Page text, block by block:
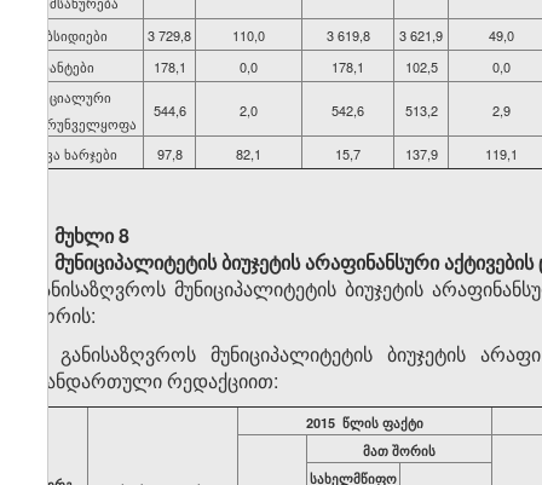
სუბსიდიები 3 729,8 110,0 3 619,8 3 621,9
49,0
გრანტები
178,1 0,0 178,1 102,5
0,0
სოციალური
უზრუნველყოფა
544,6 2,0 542,6 513,2 2,9
სხვა ხარჯები 97,8 82,1 15,7 137,9 119,1
მუხლი 8
მუნიციპალიტეტის ბიუჯეტის არაფინანსური
განისაზღვროს მუნიციპალიტეტის ბიუჯეტის
შორის:
ა) განისაზღვროს მუნიციპალიტეტის ბიუჯეტის
თანდართული რედაქციით:
2015 წლის ფაქტი
მათ შორის
სახელმწიფო